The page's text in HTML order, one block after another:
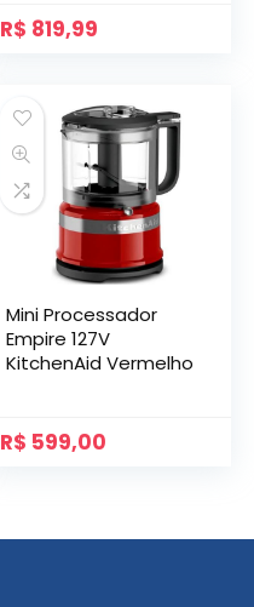
Removíveis Jarra de
3,1L Vermelho MP76
R$ 819,99
Mini Processador
Empire 127V
KitchenAid Vermelho
R$ 599,00